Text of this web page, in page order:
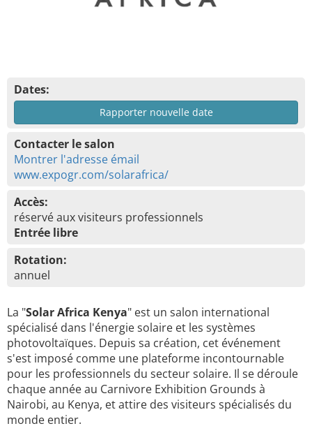
Dates:
Rapporter nouvelle date
Contacter le salon
Montrer l'adresse émail
www.expogr.com/solarafrica/
Accès:
réservé aux visiteurs professionnels
Entrée libre
Rotation:
annuel
La "Solar Africa Kenya" est un salon international
spécialisé dans l'énergie solaire et les systèmes
photovoltaïques. Depuis sa création, cet événement
s'est imposé comme une plateforme incontournable
pour les professionnels du secteur solaire. Il se déroule
chaque année au Carnivore Exhibition Grounds à
Nairobi, au Kenya, et attire des visiteurs spécialisés du
monde entier.